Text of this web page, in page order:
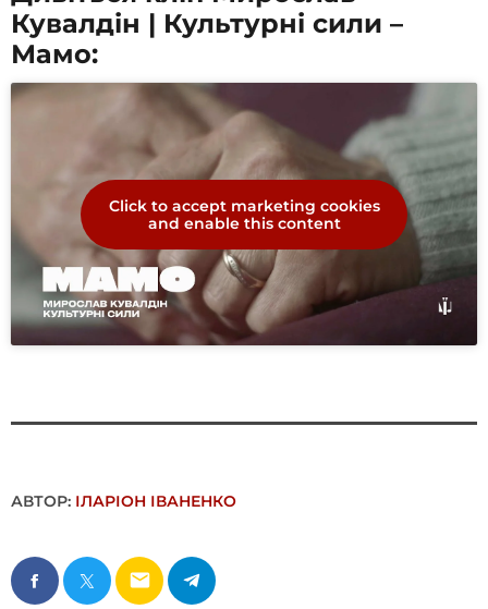
Кувалдін | Культурні сили –
Мамо:
Click to accept marketing cookies
and enable this content
АВТОР: ІЛАРІОН ІВАНЕНКО
email